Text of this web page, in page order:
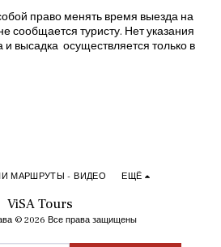
право менять время выезда на
сообщается туристу. Нет указания
и высадка осуществляется только в
ViSA Tours
© 2026 Все права защищены
МАРШРУТЫ - ВИДЕО ЕЩЁ